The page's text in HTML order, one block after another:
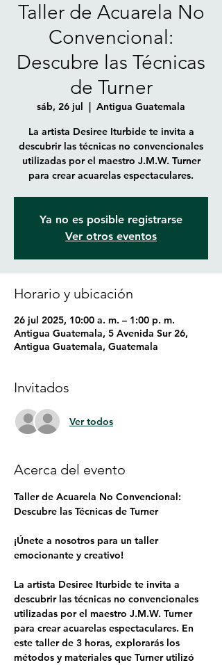
Taller de Acuarela No
Convencional:
Descubre las Técnicas
de Turner
sáb, 26 jul
  |
Antigua Guatemala
La artista Desiree Iturbide te invita a
descubrir las técnicas no convencionales
utilizadas por el maestro J.M.W. Turner
para crear acuarelas espectaculares.
Ya no es posible registrarse
Ver otros eventos
Horario y ubicación
26 jul 2025, 10:00 a. m. – 1:00 p. m.
Antigua Guatemala, 5 Avenida Sur 26,
Antigua Guatemala, Guatemala
Invitados
Ver todos
Acerca del evento
Taller de Acuarela No Convencional:
Descubre las Técnicas de Turner
¡Únete a nosotros para un taller
emocionante y creativo!
La artista Desiree Iturbide te invita a
descubrir las técnicas no convencionales
utilizadas por el maestro J.M.W. Turner
para crear acuarelas espectaculares. En
este taller de 3 horas, explorarás los
métodos y materiales que Turner utilizó